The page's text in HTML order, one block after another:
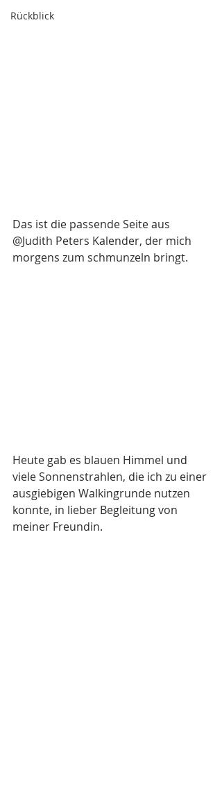
Rückblick
Das ist die passende Seite aus
@Judith Peters Kalender, der mich
morgens zum schmunzeln bringt.
Heute gab es blauen Himmel und
viele Sonnenstrahlen, die ich zu einer
ausgiebigen Walkingrunde nutzen
konnte, in lieber Begleitung von
meiner Freundin.